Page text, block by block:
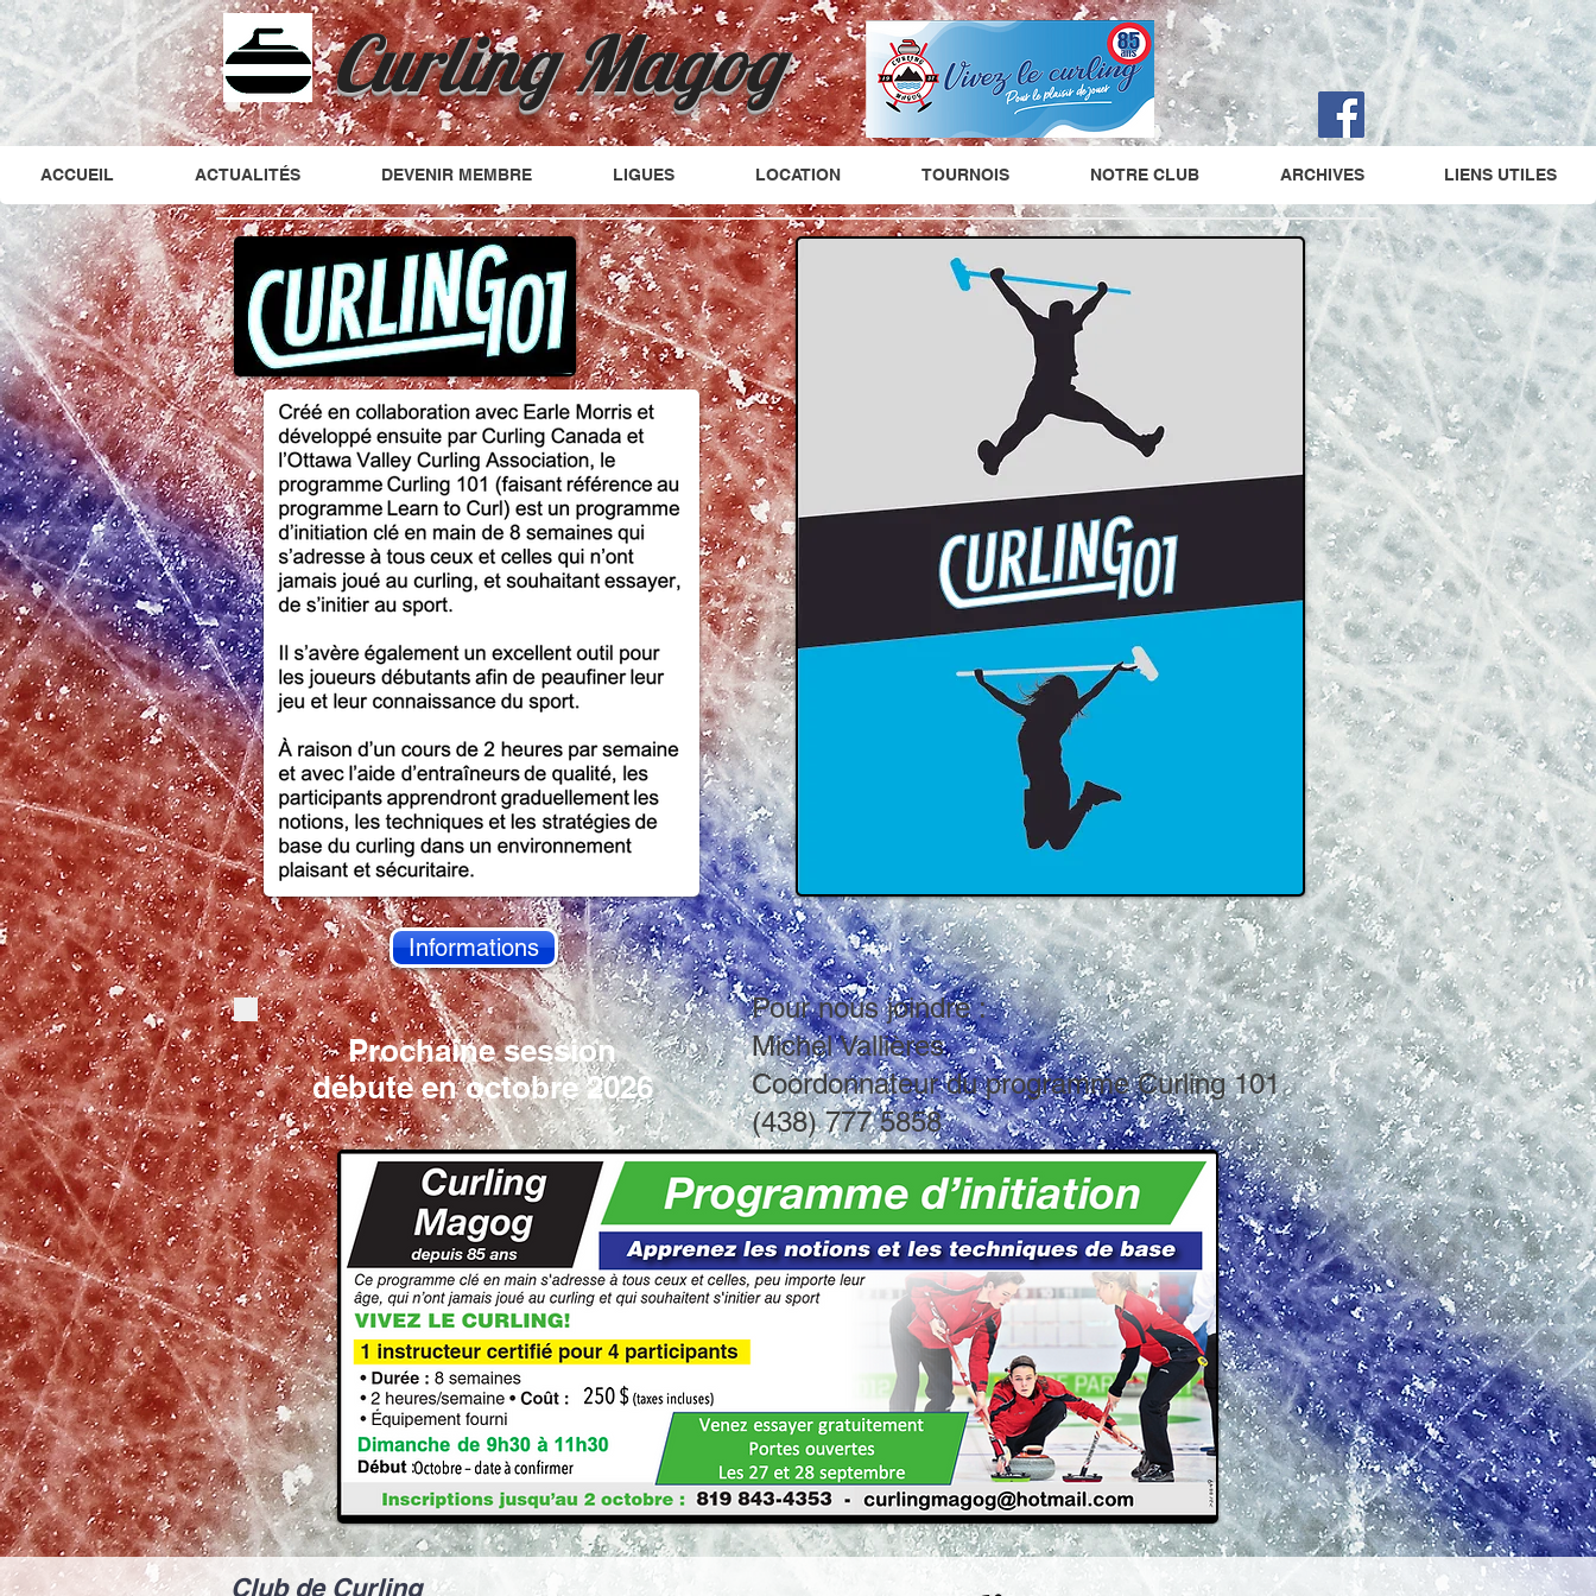
CurlingMagog
ACCUEIL ACTUALITÉS DEVENIR MEMBRE LIGUES LOCATION TOURNOIS NOTRE CLUB ARCHIVES LIENS UTILES
Informations
Prochaine session
débute en octobre 2026
Pour nous joindre :
Michel Vallières
Coordonnateur du programme Curling 101
(438) 777 5858
Club de Curling